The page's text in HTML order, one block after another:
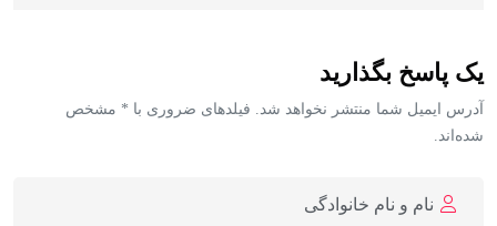
یک پاسخ بگذارید
آدرس ایمیل شما منتشر نخواهد شد. فیلدهای ضروری با * مشخص
شده‌اند.